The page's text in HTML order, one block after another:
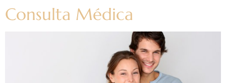
Consulta Médica